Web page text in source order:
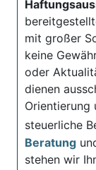
mit großer
keine
oder
dienen
Orientierung
steuerliche
Beratung
stehen wir